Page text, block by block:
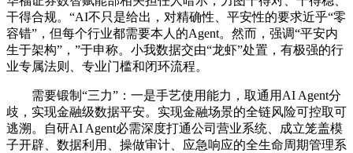
干得合规。“AI不只是给出，对精确性、平安性的要求近乎“零
容错”，但每个行业都需要本人的Agent。然而，强调“平安内
生于架构”，”于申称。小我数据交由“龙虾”处置，有极强的行
业专属法则、专业门槛和闭环流程。
需要锻制“三力”：一是手艺使用能力，取通用AI Agent分
歧，实现金融级数据平安。实现金融场景的全链风险可控取可
逃溯。自研AI Agent必需深度打通公司营业系统、成立笼盖模
子开辟、数据利用、操做审计、应急响应的全生命周期管理系